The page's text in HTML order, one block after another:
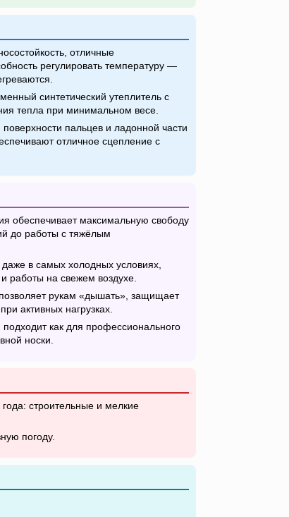
отличные
регулировать температуру —
синтетический утеплитель с
тепла при минимальном весе.
пальцев и ладонной части
отличное сцепление с
обеспечивает максимальную свободу
до работы с тяжёлым
в самых холодных условиях,
работы на свежем воздухе.
рукам «дышать», защищает
активных нагрузках.
подходит как для профессионального
носки.
строительные и мелкие
погоду.